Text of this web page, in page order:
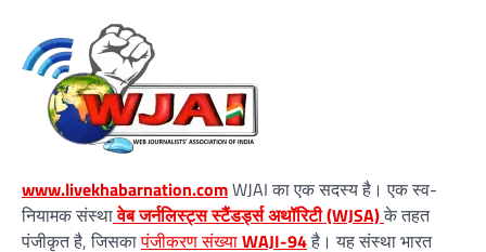
www.livekhabarnation.comWJAI का एक सदस्य है। एक स्व-
नियामक संस्थावेब जर्नलिस्ट्स स्टैंडर्ड्स अथॉरिटी (WJSA)के तहत
पंजीकृत है, जिसकापंजीकरण संख्याWAJI-94है। यह संस्था भारत